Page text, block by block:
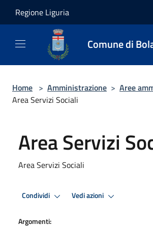
Regione Liguria
Comune di
Home > Amministrazione > Aree
Area Servizi Sociali
Area Servizi
Area Servizi Sociali
Condividi Vedi azioni
Argomenti: